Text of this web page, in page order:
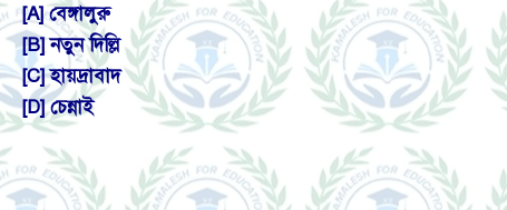
[A] বেঙ্গালুরু
[B] নতুন দিল্লি
[C] হায়দ্রাবাদ
[D] চেন্নাই